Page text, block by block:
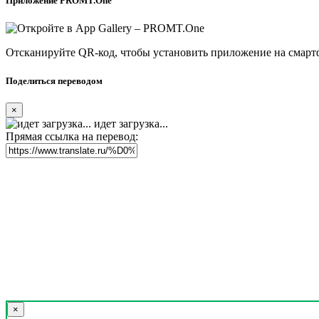
Отсканируйте QR-код, чтобы установить приложение на
Поделиться переводом
×
идет загрузка...
Прямая ссылка на перевод:
×